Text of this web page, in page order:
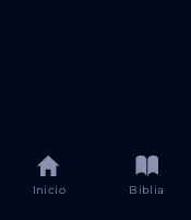
Inicio Biblia